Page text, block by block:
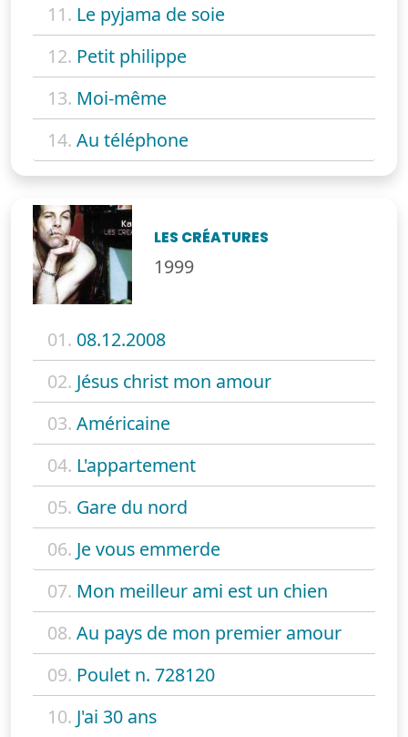
11. Le pyjama de soie
12. Petit philippe
13. Moi-même
14. Au téléphone
LES CRÉATURES
1999
01. 08.12.2008
02. Jésus christ mon amour
03. Américaine
04. L'appartement
05. Gare du nord
06. Je vous emmerde
07. Mon meilleur ami est un chien
08. Au pays de mon premier amour
09. Poulet n. 728120
10. J'ai 30 ans